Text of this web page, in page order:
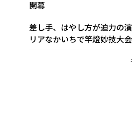
開幕
差し手、はやし方が迫力の
リアなかいちで竿燈妙技大会